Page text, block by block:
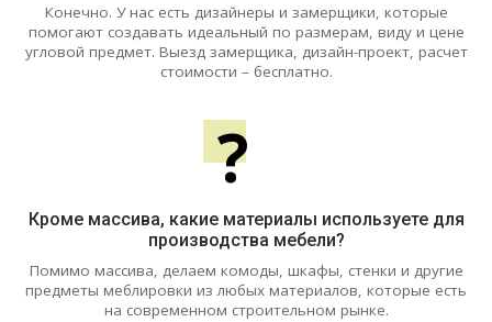
Конечно. У нас есть дизайнеры и замерщики, которые
помогают создавать идеальный по размерам, виду и цене
угловой предмет. Выезд замерщика, дизайн-проект, расчет
стоимости – бесплатно.
?
Кроме массива, какие материалы используете для
производства мебели?
Помимо массива, делаем комоды, шкафы, стенки и другие
предметы меблировки из любых материалов, которые есть
на современном строительном рынке.